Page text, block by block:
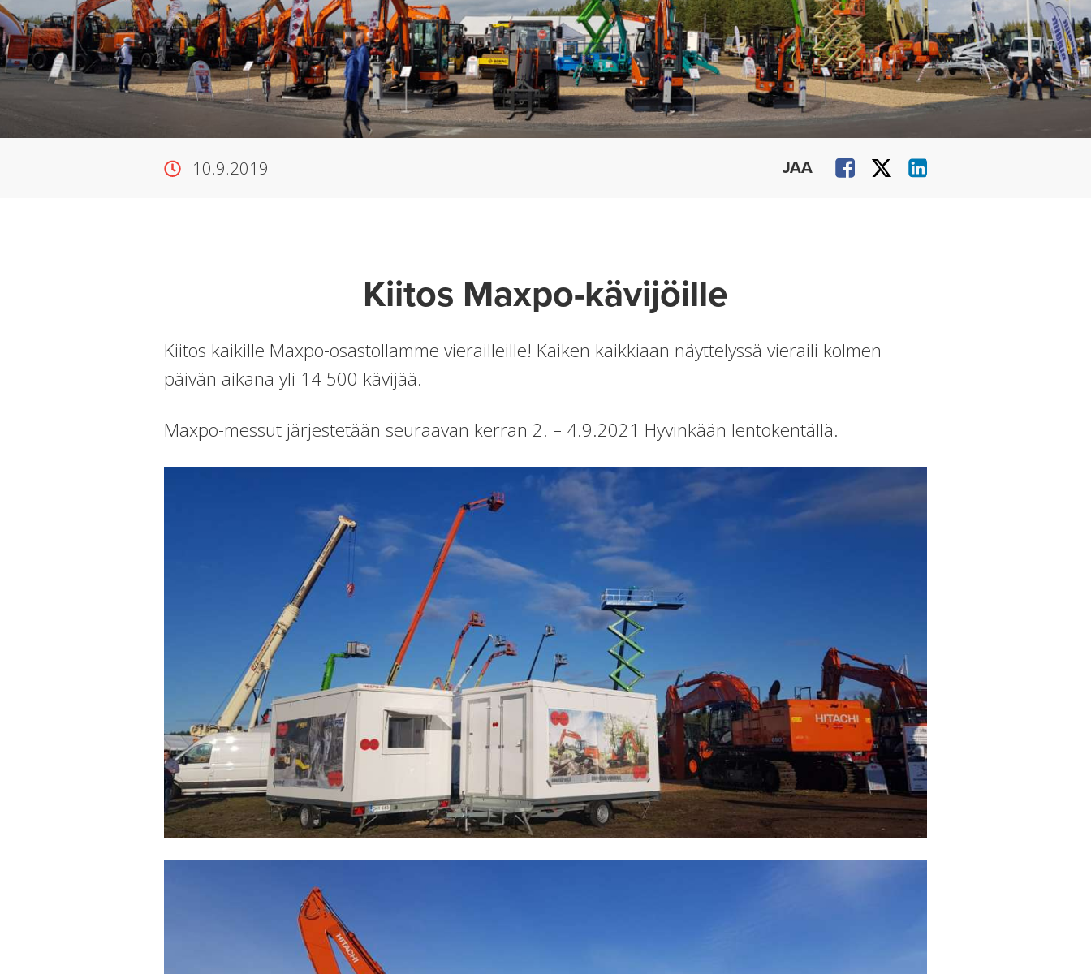
10.9.2019 JAA
Kiitos Maxpo-kävijöille
Kiitos kaikille Maxpo-osastollamme vierailleille! Kaiken kaikkiaan näyttelyssä vieraili kolmen
päivän aikana yli 14 500 kävijää.
Maxpo-messut järjestetään seuraavan kerran 2. – 4.9.2021 Hyvinkään lentokentällä.